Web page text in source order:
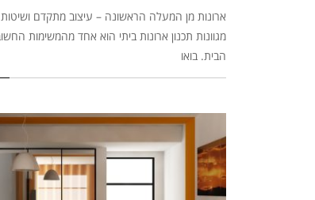
ארונות מן המעלה הראשונה – עיצוב מתקדם ושיטות
מגוונות תכנון ארונות ביתי הוא אחד מהמשימות
הבית. בואו